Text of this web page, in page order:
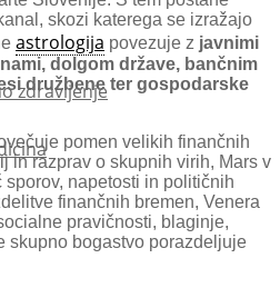
zdravljenje
skozi katerega se izražajo
astrologija povezuje z javnimi
dolgom države, bančnim
družbene ter gospodarske
pomen velikih finančnih
in razprav o skupnih virih, Mars v
napetosti in političnih
finančnih bremen, Venera
pravičnosti, blaginje,
skupno bogastvo porazdeljuje